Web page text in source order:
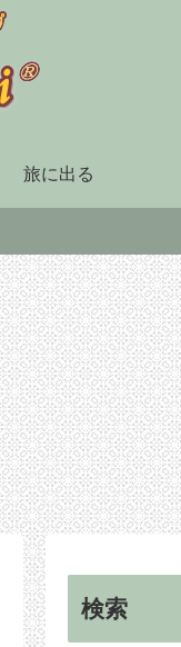
旅に出る
ショップ・工芸村
土日のチェンマイでは
絶対はずせない！ 全
面リニューアルでます
ますオシャレになった
「JJマーケット」
検索